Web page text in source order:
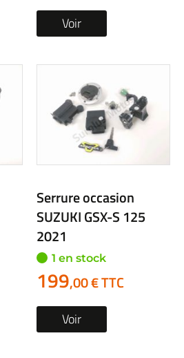
Voir
Serrure occasion
SUZUKI GSX-S 125
2021
1 en stock
199,00 € TTC
Voir